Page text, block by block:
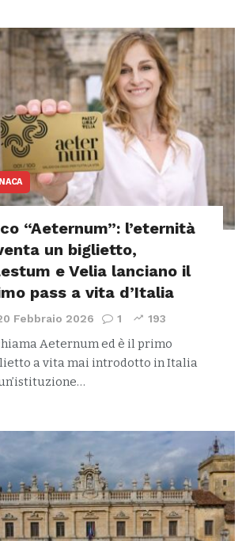
“Aeternum”: l’eternità
un biglietto,
e Velia lanciano il
pass a vita d’Italia
Febbraio 2026 1 193
Aeternum ed è il primo
a vita mai introdotto in Italia